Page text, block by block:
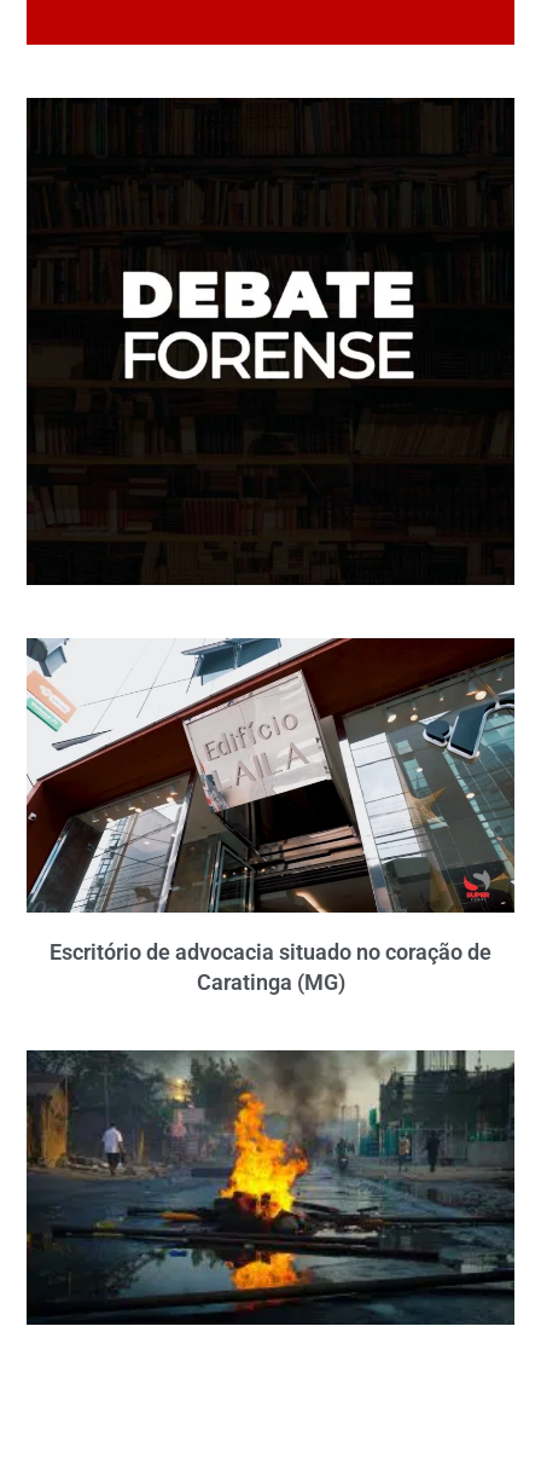
Escritório de advocacia situado no coração de
Caratinga (MG)